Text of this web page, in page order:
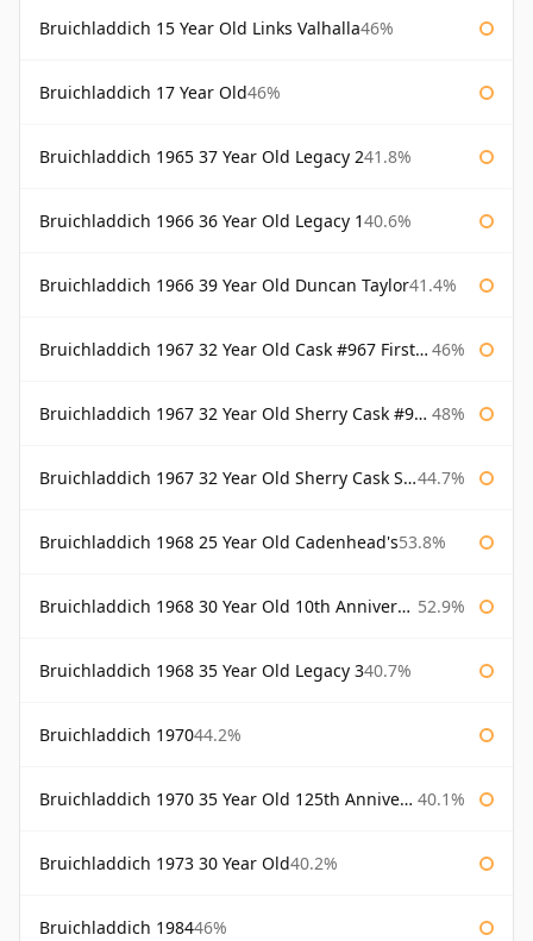
Bruichladdich 15 Year Old Links Valhalla46%
Bruichladdich 17 Year Old46%
Bruichladdich 1965 37 Year Old Legacy 241.8%
Bruichladdich 1966 36 Year Old Legacy 140.6%
Bruichladdich 1966 39 Year Old Duncan Taylor41.4%
Bruichladdich 1967 32 Year Old Cask #967 First Cask 46%
Bruichladdich 1967 32 Year Old Sherry Cask #968 Signatory Wooden Box 48%
Bruichladdich 1967 32 Year Old Sherry Cask Signatory 44.7%
Bruichladdich 1968 25 Year Old Cadenhead's53.8%
Bruichladdich 1968 30 Year Old 10th Anniversary Signatory 52.9%
Bruichladdich 1968 35 Year Old Legacy 340.7%
Bruichladdich 197044.2%
Bruichladdich 1970 35 Year Old 125th Anniversary 40.1%
Bruichladdich 1973 30 Year Old40.2%
Bruichladdich 198446%